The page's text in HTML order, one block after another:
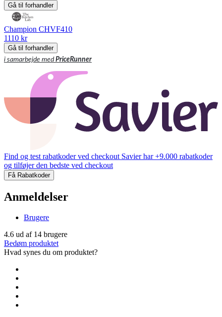
Gå til forhandler
Champion CHVF410
1110 kr
Gå til forhandler
i samarbejde medPriceRunner
Find og test rabatkoder ved checkout Savier har +9.000 rabatkoder
og tilføjer den bedste ved checkout
Få Rabatkoder
Anmeldelser
Brugere
4.6 ud af 14 brugere
Bedøm produktet
Hvad synes du om produktet?